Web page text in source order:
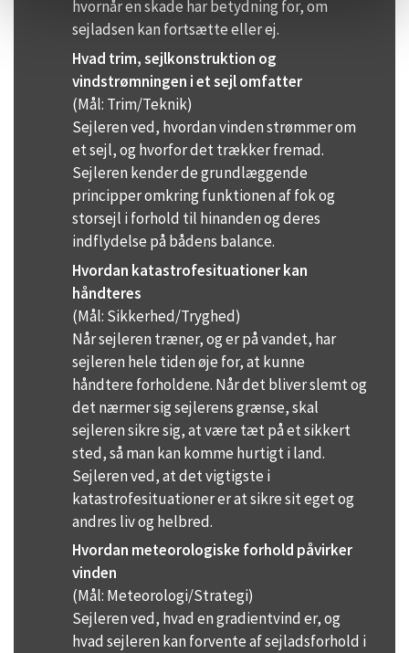
hvornår en skade har betydning for, om
sejladsen kan fortsætte eller ej.
Hvad trim, sejlkonstruktion og
vindstrømningen i et sejl omfatter
(Mål: Trim/Teknik)
Sejleren ved, hvordan vinden strømmer om
et sejl, og hvorfor det trækker fremad.
Sejleren kender de grundlæggende
principper omkring funktionen af fok og
storsejl i forhold til hinanden og deres
indflydelse på bådens balance.
Hvordan katastrofesituationer kan
håndteres
(Mål: Sikkerhed/Tryghed)
Når sejleren træner, og er på vandet, har
sejleren hele tiden øje for, at kunne
håndtere forholdene. Når det bliver slemt og
det nærmer sig sejlerens grænse, skal
sejleren sikre sig, at være tæt på et sikkert
sted, så man kan komme hurtigt i land.
Sejleren ved, at det vigtigste i
katastrofesituationer er at sikre sit eget og
andres liv og helbred.
Hvordan meteorologiske forhold påvirker
vinden
(Mål: Meteorologi/Strategi)
Sejleren ved, hvad en gradientvind er, og
hvad sejleren kan forvente af sejladsforhold i